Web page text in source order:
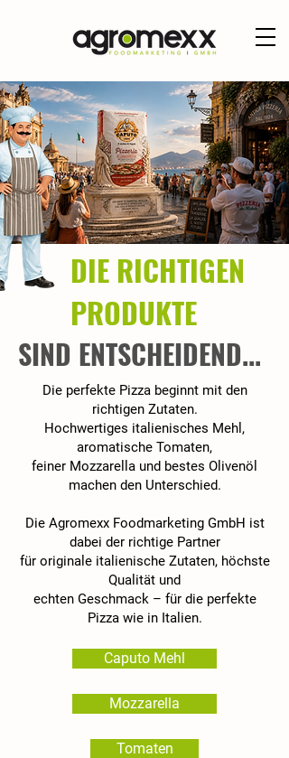
DIE RICHTIGEN
PRODUKTE
SIND ENTSCHEIDEND...
Die perfekte Pizza beginnt mit den
richtigen Zutaten.
Hochwertiges italienisches Mehl,
aromatische Tomaten,
feiner Mozzarella und bestes Olivenöl
machen den Unterschied.
Die Agromexx Foodmarketing GmbH ist
dabei der richtige Partner
für originale italienische Zutaten, höchste
Qualität und
echten Geschmack – für die perfekte
Pizza wie in Italien.
Caputo Mehl
Mozzarella
Tomaten